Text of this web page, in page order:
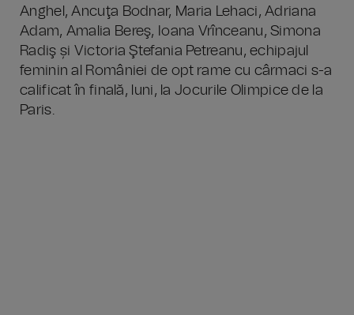
Anghel, Ancuţa Bodnar, Maria Lehaci, Adriana
Adam, Amalia Bereş, Ioana Vrînceanu, Simona
Radiş și Victoria Ştefania Petreanu, echipajul
feminin al României de opt rame cu cârmaci s-a
calificat în finală, luni, la Jocurile Olimpice de la
Paris.